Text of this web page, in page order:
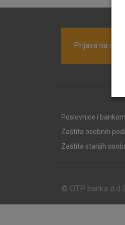
Prijava na
Poslovnice i
Zaštita osobnih
Zaštita starijih
© OTP banka